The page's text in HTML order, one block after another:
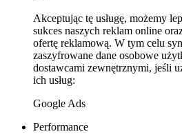
Akceptując tę usługę, możemy
sukces naszych reklam online
ofertę reklamową. W tym celu
zaszyfrowane dane osobowe
dostawcami zewnętrznymi, jeśli
ich usług:
Google Ads
Performance